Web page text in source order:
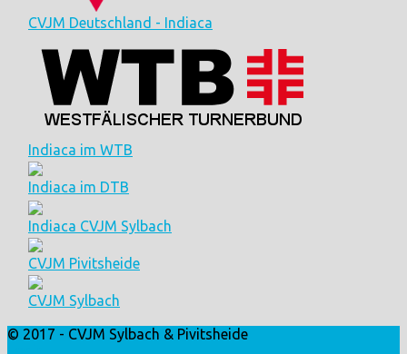
CVJM Deutschland - Indiaca
Indiaca im WTB
Indiaca im DTB
Indiaca CVJM Sylbach
CVJM Pivitsheide
CVJM Sylbach
© 2017 - CVJM Sylbach & Pivitsheide